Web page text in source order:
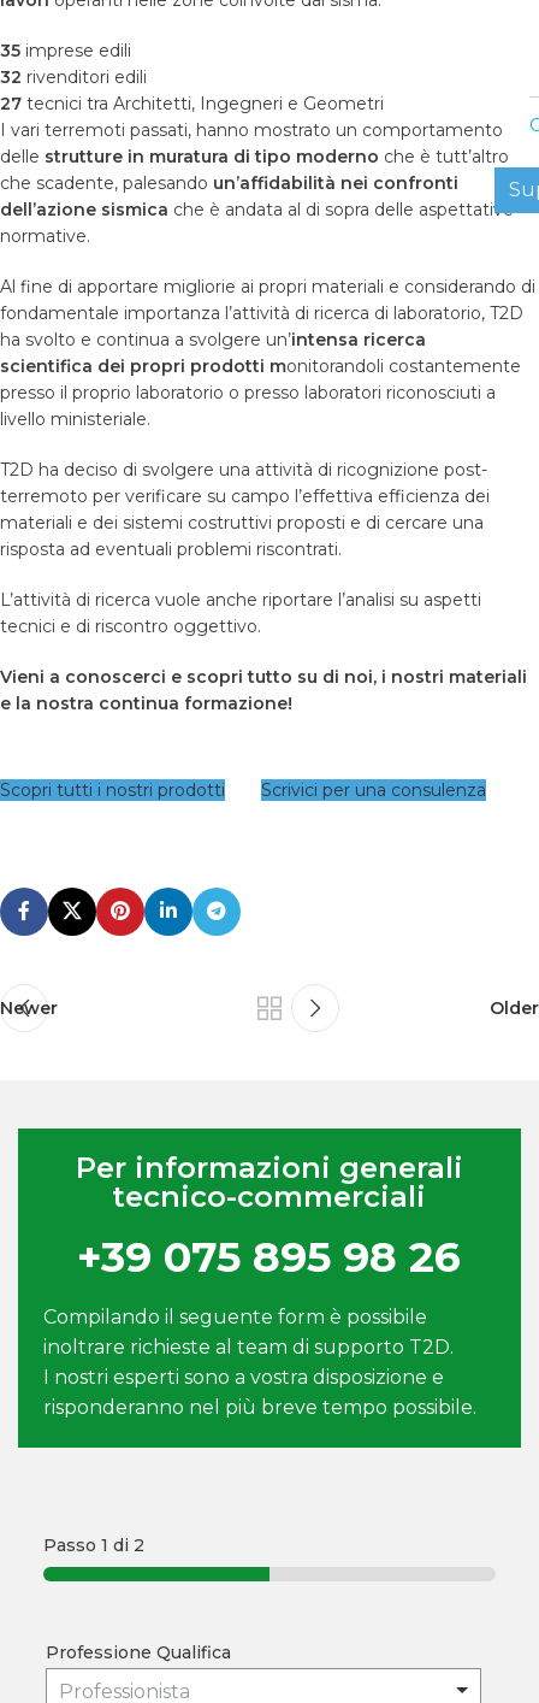
35 imprese edili
32 rivenditori edili
27 tecnici tra Architetti, Ingegneri e Geometri
I vari terremoti passati, hanno mostrato un comportamento
delle strutture in muratura di tipo moderno che è tutt’altro
che scadente, palesando un’affidabilità nei confronti
dell’azione sismica che è andata al di sopra delle aspettative
normative.
Al fine di apportare migliorie ai propri materiali e considerando di
fondamentale importanza l’attività di ricerca di laboratorio, T2D
ha svolto e continua a svolgere un’intensa ricerca
scientifica dei propri prodotti monitorandoli costantemente
presso il proprio laboratorio o presso laboratori riconosciuti a
livello ministeriale.
T2D ha deciso di svolgere una attività di ricognizione post-
terremoto per verificare su campo l’effettiva efficienza dei
materiali e dei sistemi costruttivi proposti e di cercare una
risposta ad eventuali problemi riscontrati.
L’attività di ricerca vuole anche riportare l’analisi su aspetti
tecnici e di riscontro oggettivo.
Vieni a conoscerci e scopri tutto su di noi, i nostri materiali
e la nostra continua formazione!
Scopri tutti i nostri prodotti Scrivici per una consulenza
Newer Older
Per informazioni generali
tecnico-commerciali
+39 075 895 98 26
Compilando il seguente form è possibile
inoltrare richieste al team di supporto T2D.
I nostri esperti sono a vostra disposizione e
risponderanno nel più breve tempo possibile.
Passo 1 di 2
Professione Qualifica
Professionista